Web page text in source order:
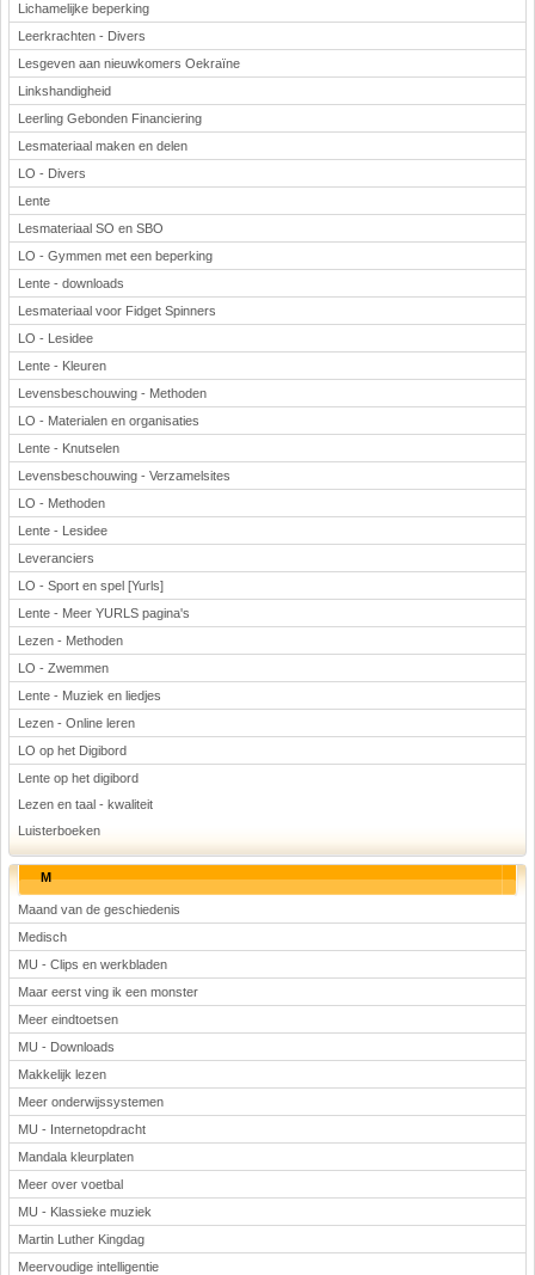
Lichamelijke beperking
Leerkrachten - Divers
Lesgeven aan nieuwkomers Oekraïne
Linkshandigheid
Leerling Gebonden Financiering
Lesmateriaal maken en delen
LO - Divers
Lente
Lesmateriaal SO en SBO
LO - Gymmen met een beperking
Lente - downloads
Lesmateriaal voor Fidget Spinners
LO - Lesidee
Lente - Kleuren
Levensbeschouwing - Methoden
LO - Materialen en organisaties
Lente - Knutselen
Levensbeschouwing - Verzamelsites
LO - Methoden
Lente - Lesidee
Leveranciers
LO - Sport en spel [Yurls]
Lente - Meer YURLS pagina's
Lezen - Methoden
LO - Zwemmen
Lente - Muziek en liedjes
Lezen - Online leren
LO op het Digibord
Lente op het digibord
Lezen en taal - kwaliteit
Luisterboeken
M
Maand van de geschiedenis
Medisch
MU - Clips en werkbladen
Maar eerst ving ik een monster
Meer eindtoetsen
MU - Downloads
Makkelijk lezen
Meer onderwijssystemen
MU - Internetopdracht
Mandala kleurplaten
Meer over voetbal
MU - Klassieke muziek
Martin Luther Kingdag
Meervoudige intelligentie